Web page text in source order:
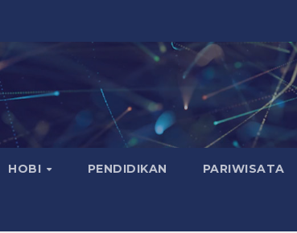
HOBI PENDIDIKAN PARIWISATA